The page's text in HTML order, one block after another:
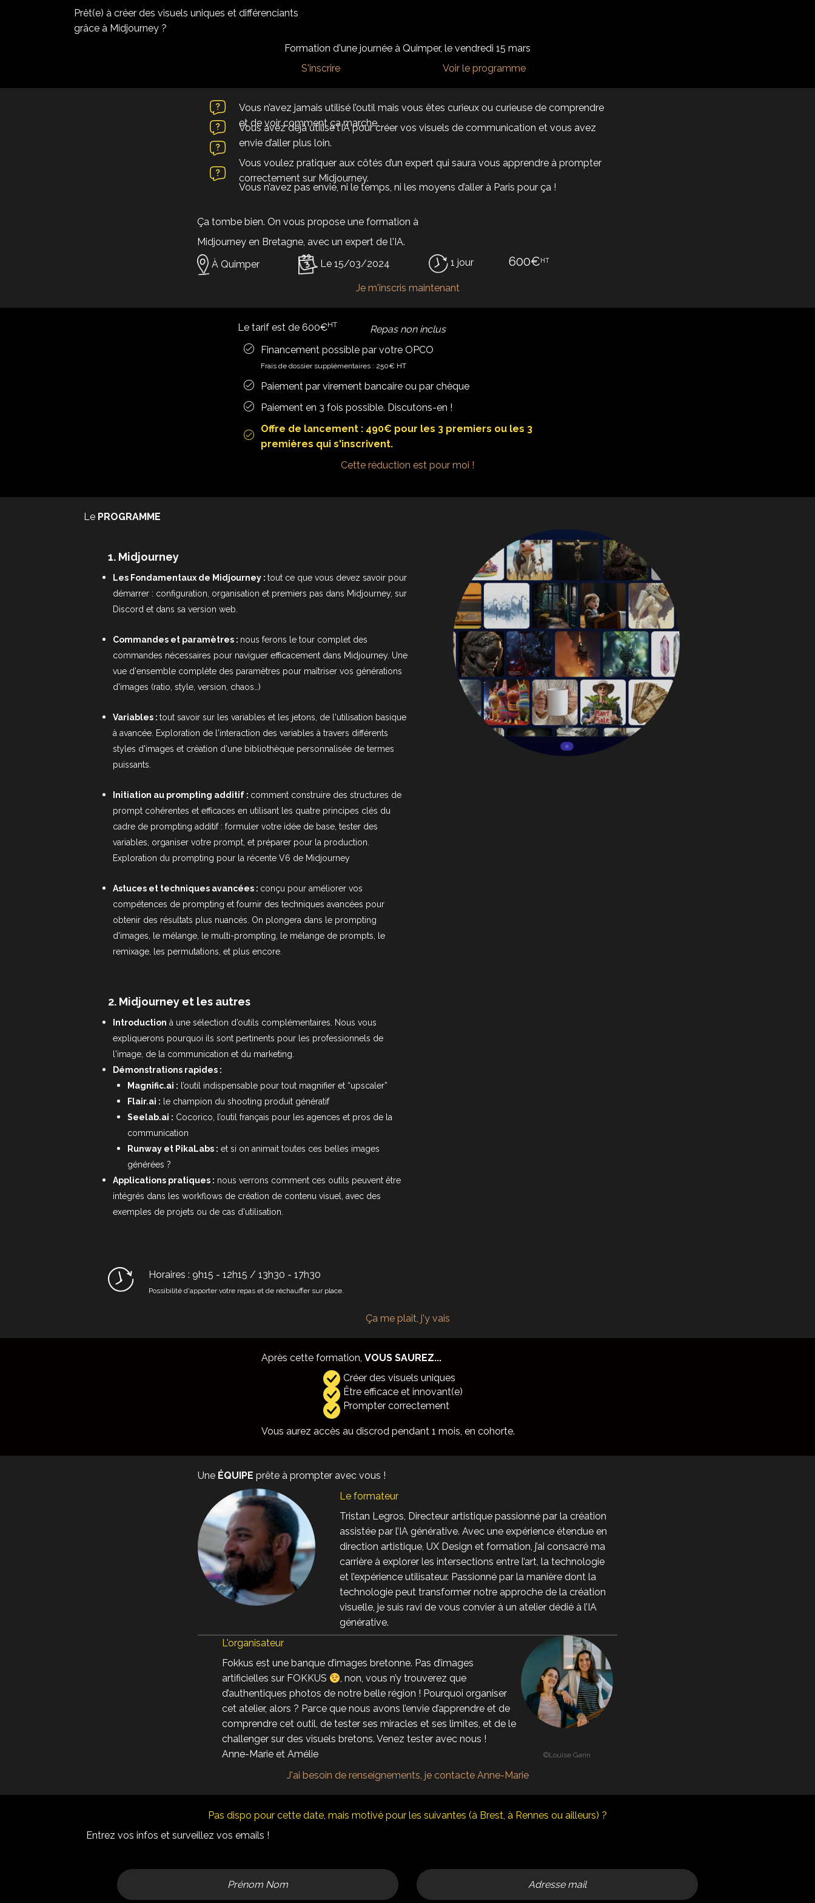
Prêt(e) à créer des visuels uniques et différenciants
grâce à Midjourney ?
Formation d'une journée à Quimper, le vendredi 15 mars
S'inscrire
Voir le programme
Vous n’avez jamais utilisé l’outil mais vous êtes curieux ou curieuse de comprendre
et de voir comment ça marche.
Vous avez déjà utilisé l’IA pour créer vos visuels de communication et vous avez
envie d’aller plus loin.
Vous voulez pratiquer aux côtés d’un expert qui saura vous apprendre à prompter
correctement sur Midjourney.
Vous n’avez pas envie, ni le temps, ni les moyens d’aller à Paris pour ça !
Ça tombe bien. On vous propose une formation à
Midjourney en Bretagne, avec un expert de l'IA.
À Quimper
Le 15/03/2024 1 jour 600€HT
Je m'inscris maintenant
Le tarif est de 600€HT
Repas non inclus
Financement possible par votre OPCO
Frais de dossier supplémentaires : 250€ HT
Paiement par virement bancaire ou par chèque
Paiement en 3 fois possible. Discutons-en !
Offre de lancement : 490€ pour les 3 premiers ou les 3
premières qui s'inscrivent.
Cette réduction est pour moi !
Le PROGRAMME
1. Midjourney
Les Fondamentaux de Midjourney : tout ce que vous devez savoir pour
démarrer : configuration, organisation et premiers pas dans Midjourney, sur
Discord et dans sa version web.
Commandes et paramètres : nous ferons le tour complet des
commandes nécessaires pour naviguer efficacement dans Midjourney. Une
vue d'ensemble complète des paramètres pour maîtriser vos générations
d'images (ratio, style, version, chaos…)
Variables : tout savoir sur les variables et les jetons, de l'utilisation basique
à avancée. Exploration de l'interaction des variables à travers différents
styles d'images et création d'une bibliothèque personnalisée de termes
puissants.
Initiation au prompting additif : comment construire des structures de
prompt cohérentes et efficaces en utilisant les quatre principes clés du
cadre de prompting additif : formuler votre idée de base, tester des
variables, organiser votre prompt, et préparer pour la production.
Exploration du prompting pour la récente V6 de Midjourney
Astuces et techniques avancées : conçu pour améliorer vos
compétences de prompting et fournir des techniques avancées pour
obtenir des résultats plus nuancés. On plongera dans le prompting
d'images, le mélange, le multi-prompting, le mélange de prompts, le
remixage, les permutations, et plus encore.
2. Midjourney et les autres
Introduction à une sélection d’outils complémentaires. Nous vous
expliquerons pourquoi ils sont pertinents pour les professionnels de
l'image, de la communication et du marketing.
Démonstrations rapides :
Magnific.ai : l’outil indispensable pour tout magnifier et “upscaler”
Flair.ai : le champion du shooting produit génératif
Seelab.ai : Cocorico, l’outil français pour les agences et pros de la
communication
Runway et PikaLabs : et si on animait toutes ces belles images
générées ?
Applications pratiques : nous verrons comment ces outils peuvent être
intégrés dans les workflows de création de contenu visuel, avec des
exemples de projets ou de cas d'utilisation.
Horaires : 9h15 - 12h15 / 13h30 - 17h30
Possibilité d'apporter votre repas et de réchauffer sur place.
Ça me plaît, j'y vais
Après cette formation, VOUS SAUREZ...
Créer des visuels uniques
Être efficace et innovant(e)
Prompter correctement
Vous aurez accès au discrod pendant 1 mois, en cohorte.
Une ÉQUIPE prête à prompter avec vous !
Le formateur
Tristan Legros, Directeur artistique passionné par la création
assistée par l’IA générative. Avec une expérience étendue en
direction artistique, UX Design et formation, j’ai consacré ma
carrière à explorer les intersections entre l’art, la technologie
et l’expérience utilisateur. Passionné par la manière dont la
technologie peut transformer notre approche de la création
visuelle, je suis ravi de vous convier à un atelier dédié à l’IA
générative.
L'organisateur
Fokkus est une banque d’images bretonne. Pas d’images
artificielles sur FOKKUS
, non, vous n’y trouverez que
d’authentiques photos de notre belle région ! Pourquoi organiser
cet atelier, alors ? Parce que nous avons l’envie d’apprendre et de
comprendre cet outil, de tester ses miracles et ses limites, et de le
challenger sur des visuels bretons. Venez tester avec nous !
Anne-Marie et Amélie
©Louise Garin
J'ai besoin de renseignements, je contacte Anne-Marie
Pas dispo pour cette date, mais motivé pour les suivantes (à Brest, à Rennes ou ailleurs) ?
Entrez vos infos et surveillez vos emails !